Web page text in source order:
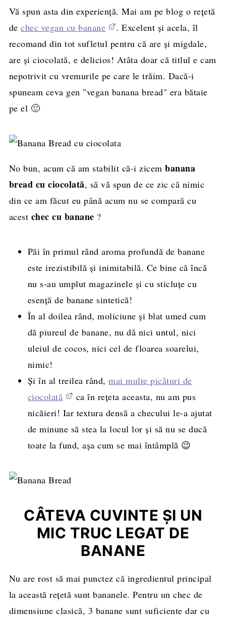
Vă spun asta din experiență. Mai am pe blog o rețetă
dechec vegan cu banane
. Excelent și acela, îl
recomand din tot sufletul pentru că are și migdale,
are și ciocolată, e delicios! Atâta doar că titlul e cam
nepotrivit cu vremurile pe care le trăim. Dacă-i
spuneam ceva gen "vegan banana bread" era bătaie
pe el 🙂
No bun, acum că am stabilit că-i zicembanana
bread cu ciocolată, să vă spun de ce zic că nimic
din ce am făcut eu până acum nu se compară cu
acest chec cu banane ?
Păi în primul rând aroma profundă de banane
este irezistibilă și inimitabilă. Ce bine că încă
nu s-au umplut magazinele și cu sticluțe cu
esență de banane sintetică!
În al doilea rând, moliciune și blat umed cum
dă piureul de banane, nu dă nici untul, nici
uleiul de cocos, nici cel de floarea soarelui,
nimic!
Și în al treilea rând,mai multe picături de
ciocolată
ca în rețeta aceasta, nu am pus
nicăieri! Iar textura densă a checului le-a ajutat
de minune să stea la locul lor și să nu se ducă
toate la fund, așa cum se mai întâmplă 😉
CÂTEVA CUVINTE ȘI UN
MIC TRUC LEGAT DE
BANANE
Nu are rost să mai punctez că ingredientul principal
la această rețetă sunt bananele. Pentru un chec de
dimensiune clasică, 3 banane sunt suficiente dar cu